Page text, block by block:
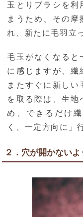
玉とりブラシを利
まうため、その摩
れ、新たに毛羽立
毛玉がなくなると
に感じますが、繊
またすぐに新しい
を取る際は、生地
め、できるだけ
く、一定方向に」
２．穴が開かない